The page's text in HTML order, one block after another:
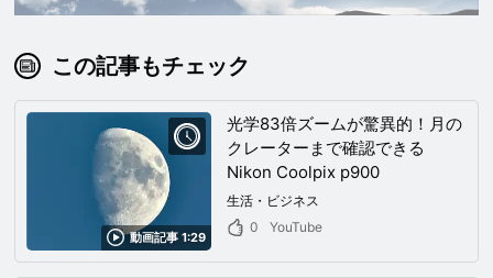
この記事もチェック
動画記事 1:29
光学83倍ズームが驚異的！月の
クレーターまで確認できる
Nikon Coolpix p900
生活・ビジネス
0
YouTube